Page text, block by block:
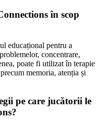
în scop
educațional pentru a
concentrare,
poate fi utilizat în terapie
memoria, atenția și
pe care jucătorii le